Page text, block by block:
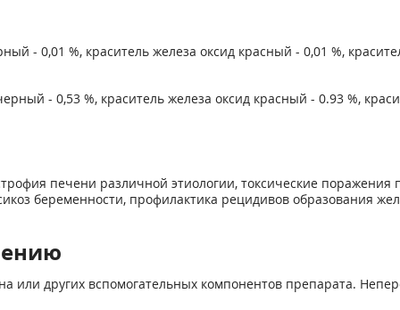
- 0,01 %, краситель железа оксид красный - 0,01 %,
- 0,53 %, краситель железа оксид красный - 0.93 %,
печени различной этиологии, токсические
беременности, профилактика рецидивов образования
или других вспомогательных компонентов препарата.